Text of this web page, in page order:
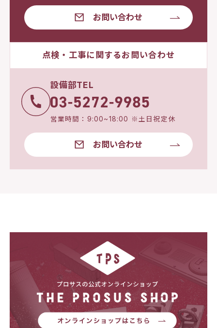
お問い合わせ
点検・工事に関するお問い合わせ
設備部TEL
営業時間：9:00~18:00 ※土日祝定休
お問い合わせ